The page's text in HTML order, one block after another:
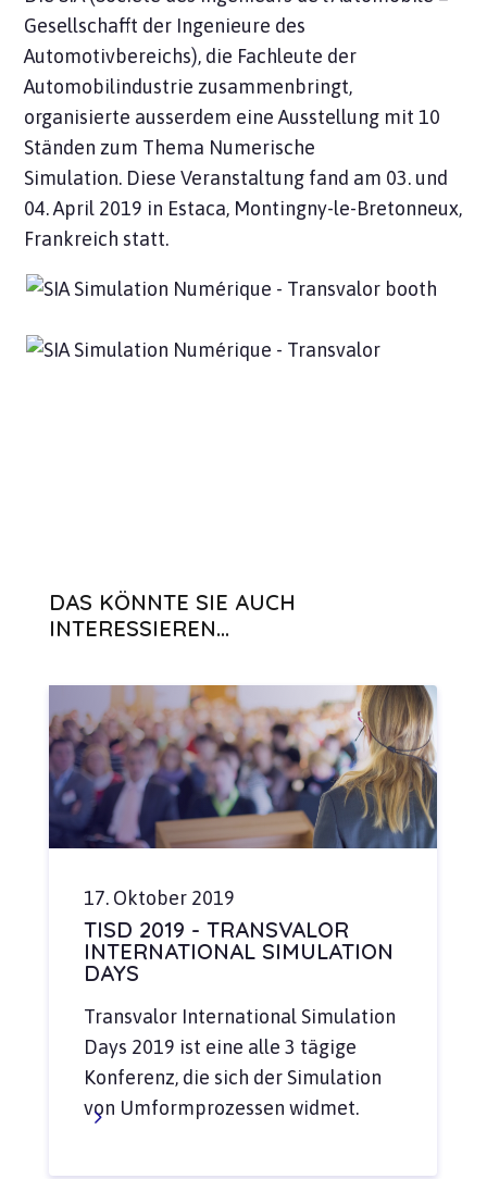
Gesellschafft der Ingenieure des
Automotivbereichs), die Fachleute der
Automobilindustrie zusammenbringt,
organisierte ausserdem eine Ausstellung mit 10
Ständen zum Thema Numerische
Simulation. Diese Veranstaltung fand am 03. und
04. April 2019 in Estaca, Montingny-le-Bretonneux,
Frankreich statt.
DAS KÖNNTE SIE AUCH
INTERESSIEREN...
17. Oktober 2019
TISD 2019 - TRANSVALOR
INTERNATIONAL SIMULATION
DAYS
Transvalor International Simulation
Days 2019 ist eine alle 3 tägige
Konferenz, die sich der Simulation
von Umformprozessen widmet.